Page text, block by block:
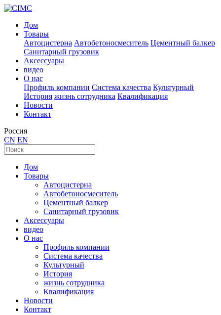
Дом
Товары
Автоцистерна Автобетоносмеситель Цементный балкер
Санитарный грузовик
Аксессуары
видео
О нас
Профиль компании Система качества Культурный
История жизнь сотрудника Квалификация
Новости
Контакт
Россия
CN EN
Дом
Товары
Автоцистерна
Автобетоносмеситель
Цементный балкер
Санитарный грузовик
Аксессуары
видео
О нас
Профиль компании
Система качества
Культурный
История
жизнь сотрудника
Квалификация
Новости
Контакт